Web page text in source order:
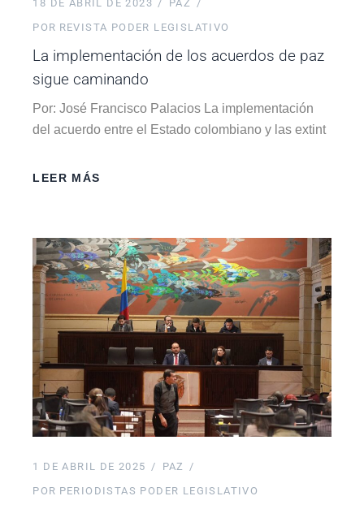
18 DE ABRIL DE 2023
PAZ
POR REVISTA PODER LEGISLATIVO
La implementación de los acuerdos de paz
sigue caminando
Por: José Francisco Palacios La implementación
del acuerdo entre el Estado colombiano y las extint
LEER MÁS
1 DE ABRIL DE 2025
PAZ
POR PERIODISTAS PODER LEGISLATIVO